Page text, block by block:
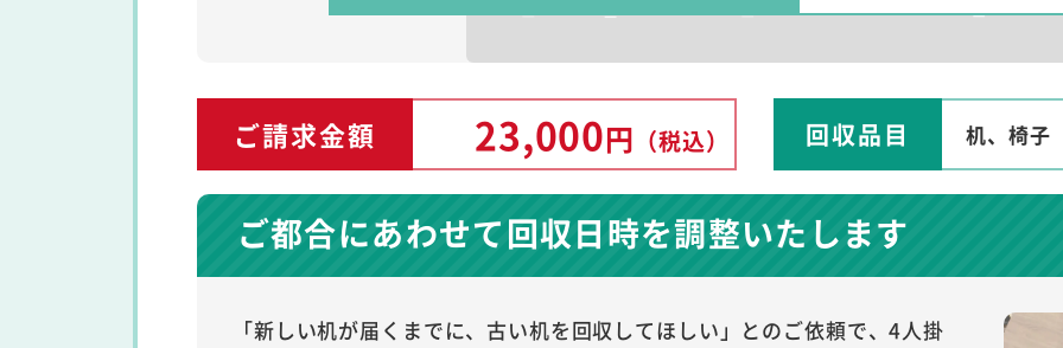
ご請求金額 23,000円 （税込） 回収品目 机、椅子
ご都合にあわせて回収日時を調整いたします
「新しい机が届くまでに、古い机を回収してほしい」とのご依頼で、4人掛